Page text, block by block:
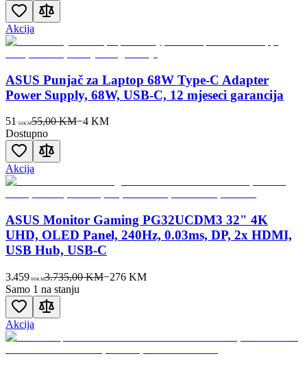
Akcija
ASUS Punjač za Laptop 68W Type-C Adapter
Power Supply, 68W, USB-C, 12 mjeseci garancija
51 50KM55,00 KM−4KM
Dostupno
Akcija
ASUS Monitor Gaming PG32UCDM3 32" 4K
UHD, OLED Panel, 240Hz, 0.03ms, DP, 2x HDMI,
USB Hub, USB-C
3.459 00KM3.735,00 KM−276KM
Samo 1 na stanju
Akcija